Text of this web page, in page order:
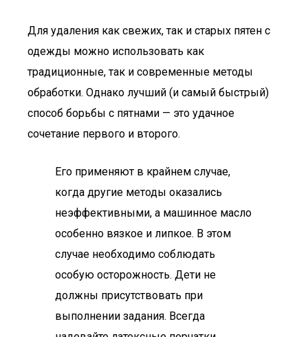
Для удаления как свежих, так и старых пятен с
одежды можно использовать как
традиционные, так и современные методы
обработки. Однако лучший (и самый быстрый)
способ борьбы с пятнами — это удачное
сочетание первого и второго.
Его применяют в крайнем случае,
когда другие методы оказались
неэффективными, а машинное масло
особенно вязкое и липкое. В этом
случае необходимо соблюдать
особую осторожность. Дети не
должны присутствовать при
выполнении задания. Всегда